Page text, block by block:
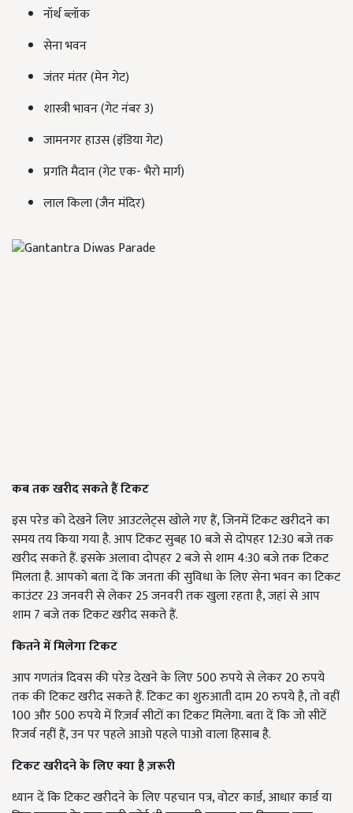
नॉर्थ ब्लॉक
सेना भवन
जंतर मंतर (मेन गेट)
शास्त्री भावन (गेट नंबर 3)
जामनगर हाउस (इंडिया गेट)
प्रगति मैदान (गेट एक- भैरो मार्ग)
लाल किला (जैन मंदिर)
कब तक खरीद सकते हैं टिकट
इस परेड को देखने लिए आउटलेट्स खोले गए हैं, जिनमें टिकट खरीदने का
समय तय किया गया है. आप टिकट सुबह 10 बजे से दोपहर 12:30 बजे तक
खरीद सकते हैं. इसके अलावा दोपहर 2 बजे से शाम 4:30 बजे तक टिकट
मिलता है. आपको बता दें कि जनता की सुविधा के लिए सेना भवन का टिकट
काउंटर 23 जनवरी से लेकर 25 जनवरी तक खुला रहता है, जहां से आप
शाम 7 बजे तक टिकट खरीद सकते हैं.
कितने में मिलेगा टिकट
आप गणतंत्र दिवस की परेड देखने के लिए 500 रुपये से लेकर 20 रुपये
तक की टिकट खरीद सकते हैं. टिकट का शुरुआती दाम 20 रुपये है, तो वहीं
100 और 500 रुपये में रिज़र्व सीटों का टिकट मिलेगा. बता दें कि जो सीटें
रिजर्व नहीं हैं, उन पर पहले आओ पहले पाओ वाला हिसाब है.
टिकट खरीदने के लिए क्या है ज़रूरी
ध्यान दें कि टिकट खरीदने के लिए पहचान पत्र, वोटर कार्ड, आधार कार्ड या